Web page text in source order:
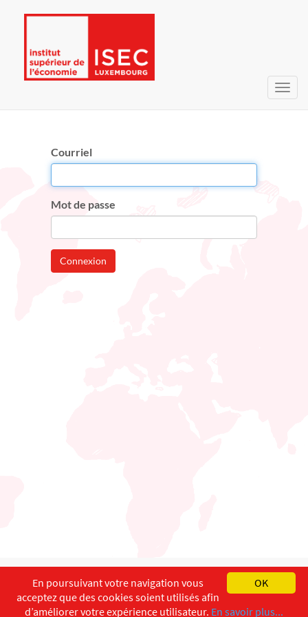
Courriel
Mot de passe
Connexion
English Français
Copyright ©ISEC-AdW Aspects légaux
OK
En poursuivant votre navigation vous
acceptez que des cookies soient utilisés afin
d’améliorer votre expérience utilisateur. En savoir plus...